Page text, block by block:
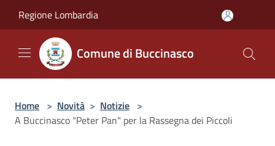
Regione Lombardia
Comune di Buccinasco
Home > Novità > Notizie >
A Buccinasco "Peter Pan" per la Rassegna dei Piccoli